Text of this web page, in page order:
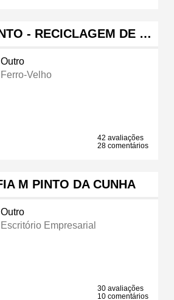
- RECICLAGEM DE …
Outro
Ferro-Velho
42 avaliações
28 comentários
M PINTO DA CUNHA
Outro
Escritório Empresarial
30 avaliações
10 comentários